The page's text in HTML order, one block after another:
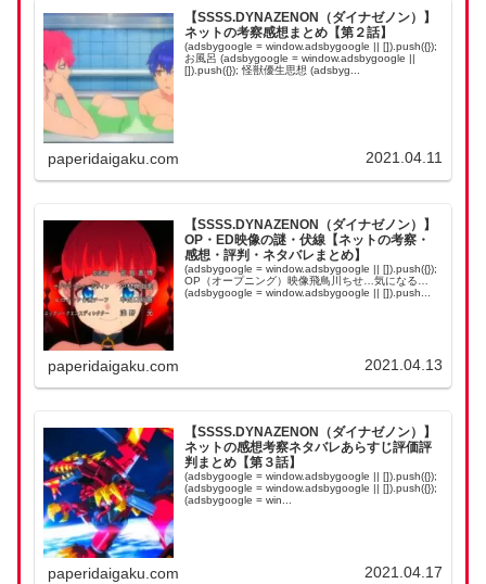
【SSSS.DYNAZENON（ダイナゼノン）】
ネットの考察感想まとめ【第２話】
(adsbygoogle = window.adsbygoogle || []).push({});
お風呂 (adsbygoogle = window.adsbygoogle ||
[]).push({}); 怪獣優生思想 (adsbyg...
paperidaigaku.com 2021.04.11
【SSSS.DYNAZENON（ダイナゼノン）】
OP・ED映像の謎・伏線【ネットの考察・
感想・評判・ネタバレまとめ】
(adsbygoogle = window.adsbygoogle || []).push({});
OP（オープニング）映像飛鳥川ちせ…気になる…
(adsbygoogle = window.adsbygoogle || []).push...
paperidaigaku.com 2021.04.13
【SSSS.DYNAZENON（ダイナゼノン）】
ネットの感想考察ネタバレあらすじ評価評
判まとめ【第３話】
(adsbygoogle = window.adsbygoogle || []).push({});
(adsbygoogle = window.adsbygoogle || []).push({});
(adsbygoogle = win...
paperidaigaku.com 2021.04.17